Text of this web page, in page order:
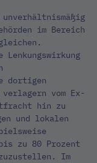
im Bereich
dortigen
vom Ex-
hin zu
und lokalen
zu 80 Prozent
Im